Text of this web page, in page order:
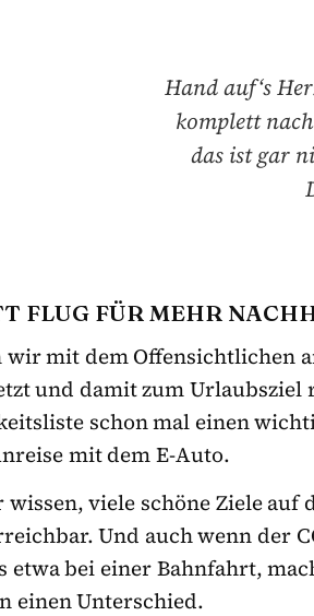
Hand auf‘s
komplett
das ist gar
FLUG FÜR MEHR
wir mit dem Offensichtlichen
und damit zum
schon mal einen
mit dem E-Auto.
viele schöne Ziele auf
Und auch wenn der
etwa bei einer Bahnfahrt,
einen Unterschied.